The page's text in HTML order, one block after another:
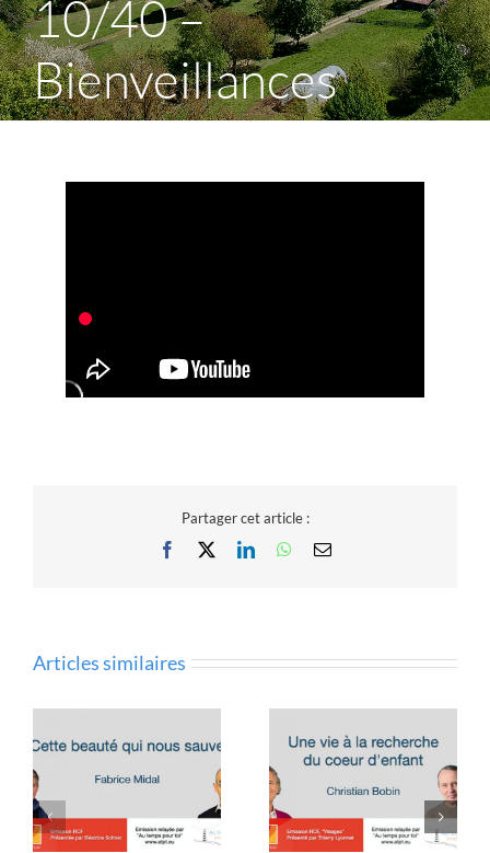
10/40 –
Bienveillances
Partager cet article :
Facebook
LinkedInWhatsApp
Email
Articles similaires